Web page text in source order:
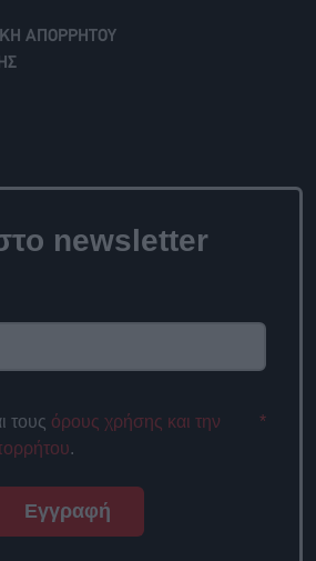
ΑΠΟΡΡΗΤΟΥ
newsletter
τους όρους χρήσης και την
.
*
Εγγραφή